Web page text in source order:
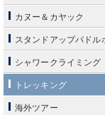
カヌー＆カヤック
スタンドアップパドル
シャワークライミング
トレッキング
海外ツアー